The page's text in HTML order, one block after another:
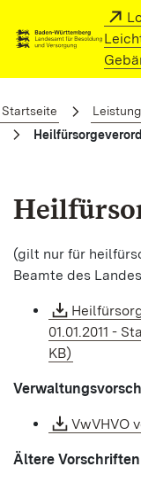
Zum Hauptinhalt
Startseite
(gilt nur für
Beamte des
01.01.2011 -
KB)
VwVHVO
Ältere Vorschriften